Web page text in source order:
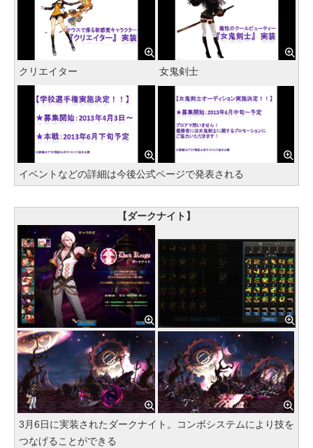
クリエイター 女鬼剣士
イベントなどの詳細は今後公式ページで発表される
【ダークナイト】
3月6日に実装されたダークナイト。コンボシステムにより技を
つなげることができる